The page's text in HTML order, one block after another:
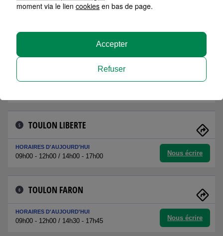
TOULON MAYOL
HORAIRES D'AUJOURD'HUI
5 TOULON LIBERTE
HORAIRES D'AUJOURD'HUI
09h00 - 12h00 / 14h00 - 17h00 Nous écrire
6 TOULON FARON
HORAIRES D'AUJOURD'HUI
09h00 - 12h00 / 14h30 - 17h45 Nous écrire
moment via le lien cookies en bas de page.
Refuser
Accepter